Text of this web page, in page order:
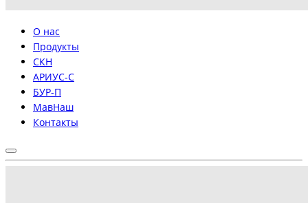
О нас
Продукты
СКН
АРИУС-С
БУР-П
МавНаш
Контакты